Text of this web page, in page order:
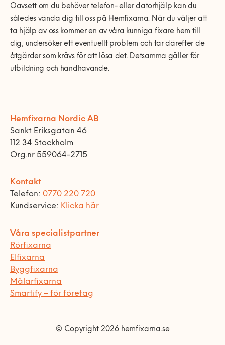
Oavsett om du behöver telefon- eller datorhjälp kan du
således vända dig till oss på Hemfixarna. När du väljer att
ta hjälp av oss kommer en av våra kunniga fixare hem till
dig, undersöker ett eventuellt problem och tar därefter de
åtgärder som krävs för att lösa det. Detsamma gäller för
utbildning och handhavande.
Hemfixarna Nordic AB
Sankt Eriksgatan 46
112 34 Stockholm
Org.nr 559064-2715
Kontakt
Telefon: 0770 220 720
Kundservice: Klicka här
Våra specialistpartner
Rörfixarna
Elfixarna
Byggfixarna
Målarfixarna
Smartify – för företag
© Copyright 2026 hemfixarna.se